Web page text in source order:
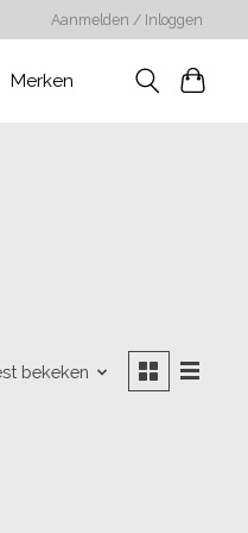
Aanmelden / Inloggen
Merken
bekeken